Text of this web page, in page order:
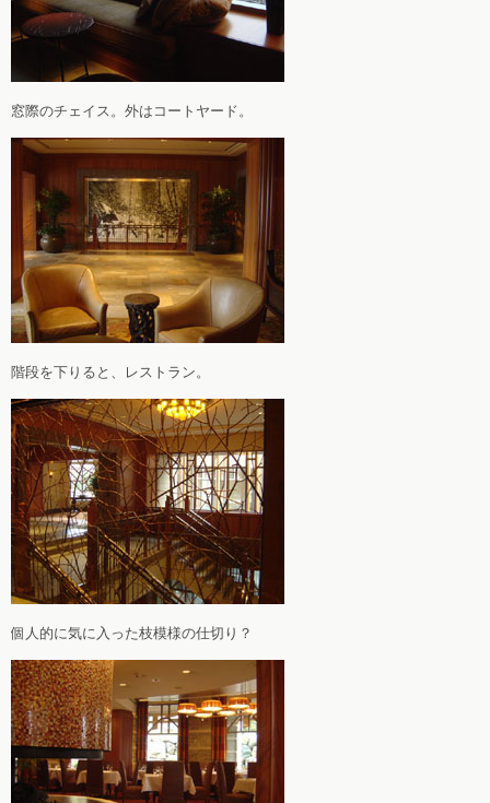
窓際のチェイス。外はコートヤード。
階段を下りると、レストラン。
個人的に気に入った枝模様の仕切り？